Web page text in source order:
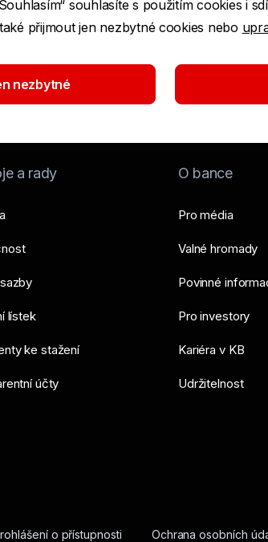
a rady
lístek
ke stažení
účty
O bance
Pro média
Valné hromady
Povinné
Pro investory
Kariéra v KB
Udržitelnost
o přístupnosti Ochrana osobních
souhlasíte s použitím cookies i
přijmout jen nezbytné cookies nebo
nezbytné